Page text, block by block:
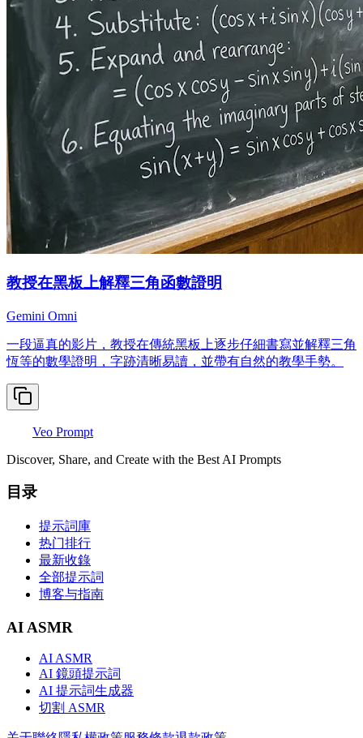
教授在黑板上解釋三角函數證明
Gemini Omni
一段逼真的影片，教授在傳統黑板上逐步仔細書寫並解釋三角
恆等的數學證明，字跡清晰易讀，並帶有自然的教學手勢。
Veo Prompt
Discover, Share, and Create with the Best AI Prompts
目录
提示詞庫
热门排行
最新收錄
全部提示詞
博客与指南
AI ASMR
AI ASMR
AI 鏡頭提示詞
AI 提示詞生成器
切割 ASMR